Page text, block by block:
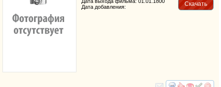
Скачать
Дата добавления: